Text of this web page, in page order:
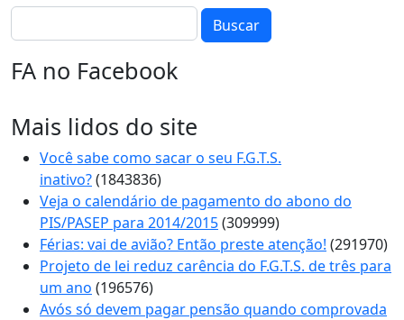
Buscar Buscar
FA no Facebook
Mais lidos do site
Você sabe como sacar o seu F.G.T.S.
inativo?(1843836)
Veja o calendário de pagamento do abono do
PIS/PASEP para 2014/2015(309999)
Férias: vai de avião? Então preste atenção! (291970)
Projeto de lei reduz carência do F.G.T.S. de três para
um ano (196576)
Avós só devem pagar pensão quando comprovada